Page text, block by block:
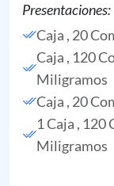
Presentaciones:
Caja , 20
Caja , 120
Miligramos
Caja , 20
1 Caja , 120
Miligramos